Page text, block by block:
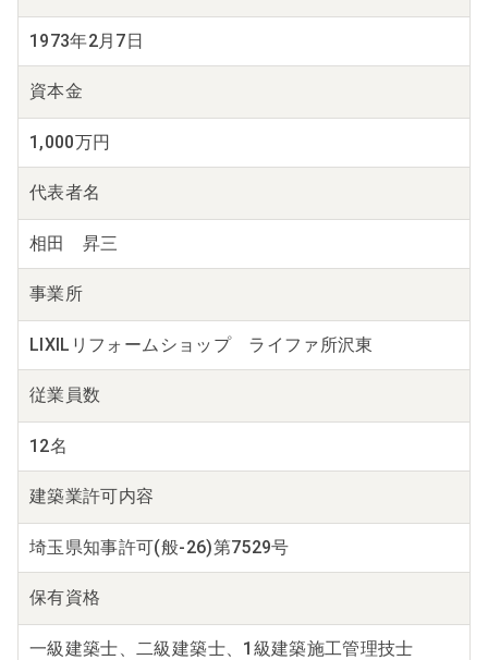
1973年2月7日
資本金
1,000万円
代表者名
相田 昇三
事業所
LIXILリフォームショップ ライファ所沢東
従業員数
12名
建築業許可内容
埼玉県知事許可(般-26)第7529号
保有資格
一級建築士、二級建築士、1級建築施工管理技士